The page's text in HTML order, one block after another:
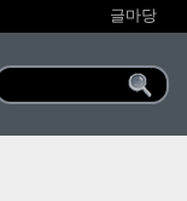
글마당